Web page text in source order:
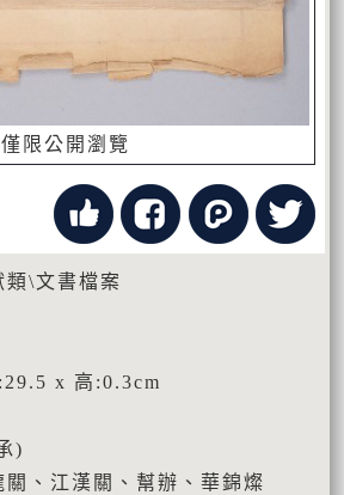
僅限公開瀏覽
類\文書檔案
x 高:0.3cm
)
、江漢關、幫辦、華錦燦